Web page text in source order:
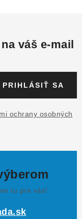
váš e-mail
ochrany osobných
PRIHLÁSIŤ SA
tu pre vás!